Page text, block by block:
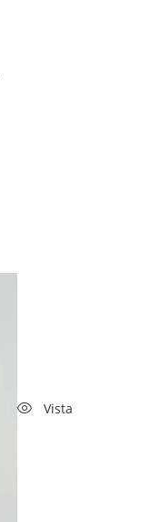
Vista